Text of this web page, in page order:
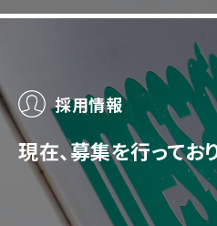
採用情報
現在、募集を行ってお